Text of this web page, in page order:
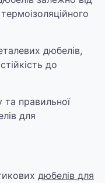
дюбелів,
до
правильної
для
дюбелів для